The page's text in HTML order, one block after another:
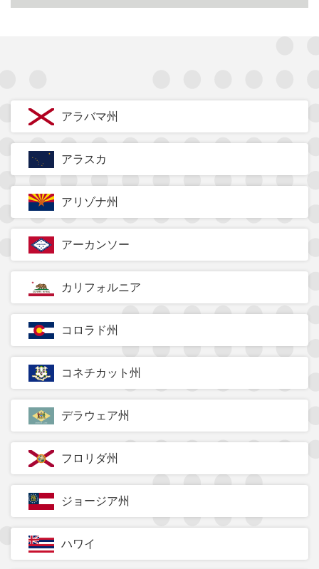
アラバマ州
アラスカ
アリゾナ州
アーカンソー
カリフォルニア
コロラド州
コネチカット州
デラウェア州
フロリダ州
ジョージア州
ハワイ